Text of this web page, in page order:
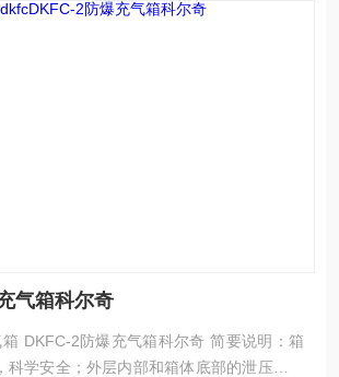
气箱科尔奇
DKFC-2防爆充气箱科尔奇 简要说明：箱
科学安全；外层内部和箱体底部的泄压孔，